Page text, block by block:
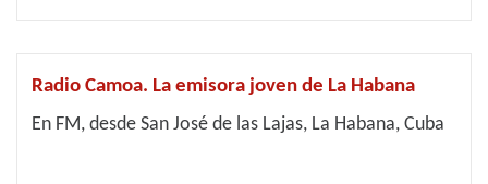
Radio Camoa. La emisora joven de La Habana
En FM, desde San José de las Lajas, La Habana, Cuba